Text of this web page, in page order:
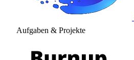
Aufgaben & Projekte